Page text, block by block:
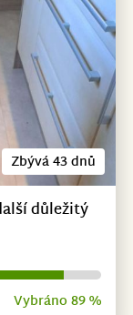
Zbývá 43 dnů
důležitý
Vybráno 89 %